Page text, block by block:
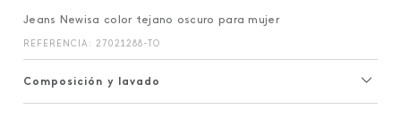
Jeans Newisa color tejano oscuro para mujer
REFERENCIA : 27021288-TO
Composición y lavado